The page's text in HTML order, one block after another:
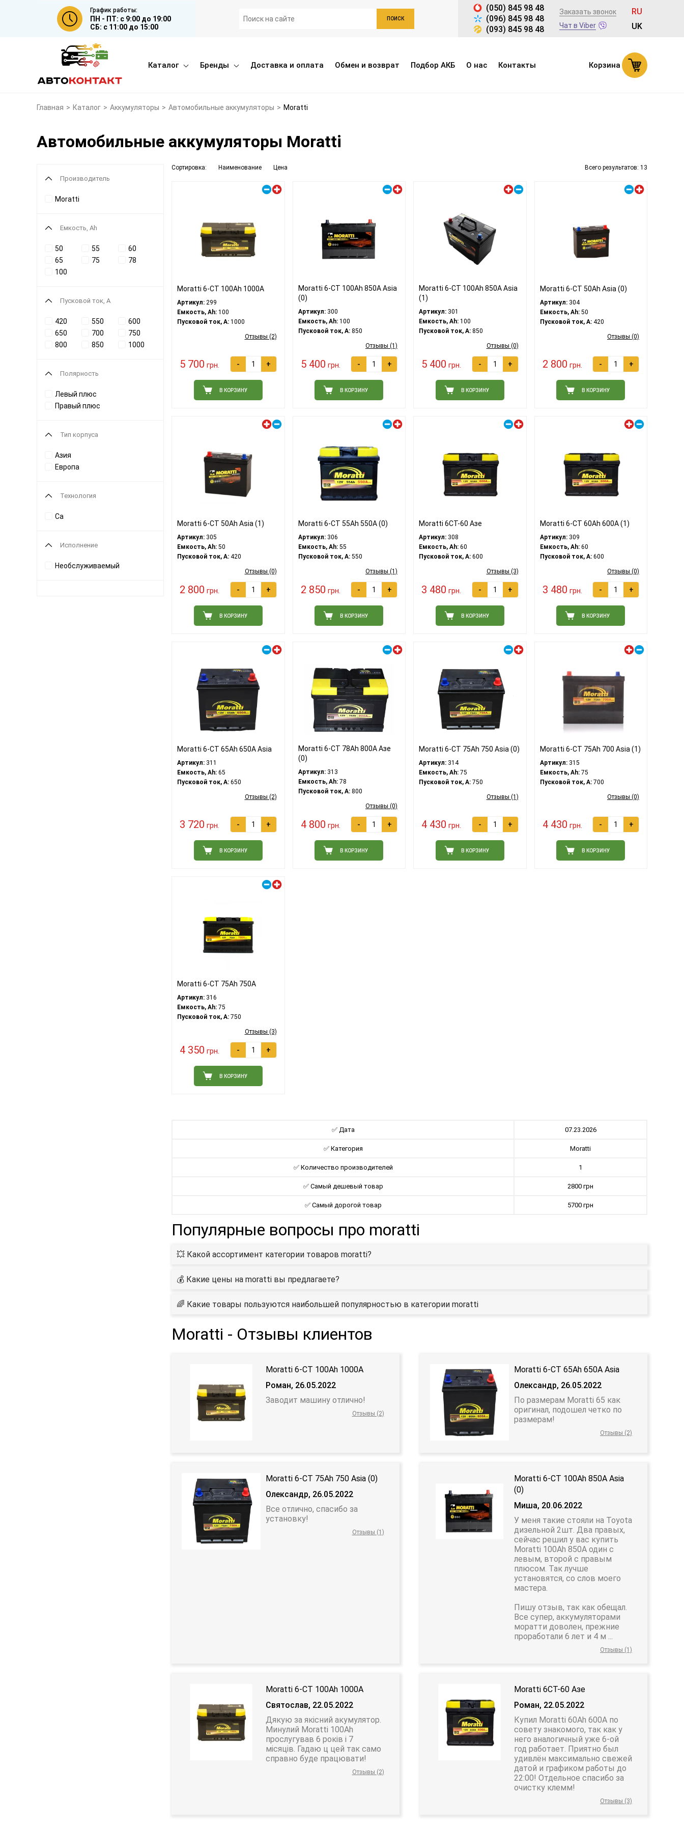
График работы:
ПН - ПТ: с 9:00 до 19:00
СБ: с 11:00 до 15:00
ПОИСК
(050) 845 98 48
(096) 845 98 48
(093) 845 98 48
Заказать звонок
Чат в Viber
RU
UK
Каталог Бренды Доставка и оплата Обмен и возврат Подбор АКБ О нас Контакты Корзина
Главная > Каталог > Аккумуляторы > Автомобильные аккумуляторы > Moratti
Автомобильные аккумуляторы Moratti
Производитель
Moratti
Емкость, Ah
50 55
60
65
75
78
100
Пусковой ток, A
420 550
600
650
700
750
800
850 1000
Полярность
Левый плюс
Правый плюс
Тип корпуса
Азия
Европа
Технология
Ca
Исполнение
Необслуживаемый
Сортировка: Наименование Цена Всего результатов: 13
Moratti 6-CT 100Ah 1000A
Артикул: 299
Емкость, Ah: 100
Пусковой ток, A: 1000
Отзывы (2)
5 700 грн. - +
В КОРЗИНУ
Moratti 6-CT 100Ah 850A Asia
(0)
Артикул:300
Емкость, Ah:100
Пусковой ток, A:850
Отзывы (1)
5 400 грн. - +
В КОРЗИНУ
Moratti 6-CT 100Ah 850A Asia
(1)
Артикул: 301
Емкость, Ah: 100
Пусковой ток, A: 850
Отзывы (0)
5 400 грн. - +
В КОРЗИНУ
Moratti 6-CT 50Ah Asia (0)
Артикул:304
Емкость, Ah:50
Пусковой ток, A:420
Отзывы (0)
2 800 грн. - +
В КОРЗИНУ
Moratti 6-CT 50Ah Asia (1)
Артикул: 305
Емкость, Ah: 50
Пусковой ток, A: 420
Отзывы (0)
2 800 грн. - +
В КОРЗИНУ
Moratti 6-CT 55Ah 550A (0)
Артикул:306
Емкость, Ah:55
Пусковой ток, A:550
Отзывы (1)
2 850 грн. - +
В КОРЗИНУ
Moratti 6СТ-60 Азе
Артикул: 308
Емкость, Ah: 60
Пусковой ток, A: 600
Отзывы (3)
3 480 грн. - +
В КОРЗИНУ
Moratti 6-CT 60Ah 600A (1)
Артикул:309
Емкость, Ah:60
Пусковой ток, A:600
Отзывы (0)
3 480 грн. - +
В КОРЗИНУ
Moratti 6-CT 65Ah 650A Asia
Артикул: 311
Емкость, Ah: 65
Пусковой ток, A: 650
Отзывы (2)
3 720 грн. - +
В КОРЗИНУ
Moratti 6-CT 78Ah 800A Азе
(0)
Артикул:313
Емкость, Ah:78
Пусковой ток, A:800
Отзывы (0)
4 800 грн. - +
В КОРЗИНУ
Moratti 6-CT 75Ah 750 Asia (0)
Артикул: 314
Емкость, Ah: 75
Пусковой ток, A: 750
Отзывы (1)
4 430 грн. - +
В КОРЗИНУ
Moratti 6-CT 75Ah 700 Asia (1)
Артикул:315
Емкость, Ah:75
Пусковой ток, A:700
Отзывы (0)
4 430 грн. - +
В КОРЗИНУ
Moratti 6-CT 75Ah 750A
Артикул: 316
Емкость, Ah: 75
Пусковой ток, A: 750
Отзывы (3)
4 350 грн. - +
В КОРЗИНУ
✅ Дата 07.23.2026
✅ Категория Moratti
✅ Количество производителей 1
✅ Самый дешевый товар 2800 грн
✅ Самый дорогой товар 5700 грн
Популярные вопросы про moratti
💥 Какой ассортимент категории товаров moratti?
💰 Какие цены на moratti вы предлагаете?
🌈 Какие товары пользуются наибольшей популярностью в категории moratti
Moratti - Отзывы клиентов
Moratti 6-CT 100Ah 1000A
Роман, 26.05.2022
Заводит машину отлично!
Отзывы (2)
Moratti 6-CT 65Ah 650A Asia
Олександр, 26.05.2022
По размерам Moratti 65 как
оригинал, подошел четко по
размерам!
Отзывы (2)
Moratti 6-CT 75Ah 750 Asia (0)
Олександр, 26.05.2022
Все отлично, спасибо за
установку!
Отзывы (1)
Moratti 6-CT 100Ah 850A Asia
(0)
Миша, 20.06.2022
У меня такие стояли на Toyota
дизельной 2шт. Два правых,
сейчас решил у вас купить
Moratti 100Ah 850A один с
левым, второй с правым
плюсом. Так лучше
установятся, со слов моего
мастера.
Пишу отзыв, так как обещал.
Все супер, аккумуляторами
моратти доволен, прежние
проработали 6 лет и 4 м ...
Отзывы (1)
Moratti 6-CT 100Ah 1000A
Святослав, 22.05.2022
Дякую за якісний акумулятор.
Минулий Moratti 100Ah
прослугував 6 років і 7
місяців. Гадаю ц цей так само
справно буде працювати!
Отзывы (2)
Moratti 6СТ-60 Азе
Роман, 22.05.2022
Купил Moratti 60Ah 600A по
совету знакомого, так как у
него аналогичный уже 6-ой
год работает. Приятно был
удивлён максимально свежей
датой и графиком работы до
22:00! Отдельное спасибо за
очистку клемм!
Отзывы (3)